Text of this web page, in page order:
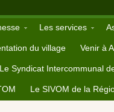
Les services
du village Venir à
Le Syndicat Intercommunal
Le SIVOM de la